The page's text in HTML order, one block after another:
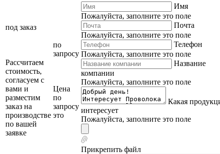
под заказ
Рассчитаем
стоимость,
согласуем с
вами и
разместим
заказ на
производстве
по вашей
заявке
по
запросу
Цена
по
запросу
это
Имя
Пожалуйста, заполните это поле
Почта
Пожалуйста, заполните это поле
Телефон
Пожалуйста, заполните это поле
Название
компании
Пожалуйста, заполните это поле
Какая
интересует
Пожалуйста, заполните это поле
Прикрепить файл